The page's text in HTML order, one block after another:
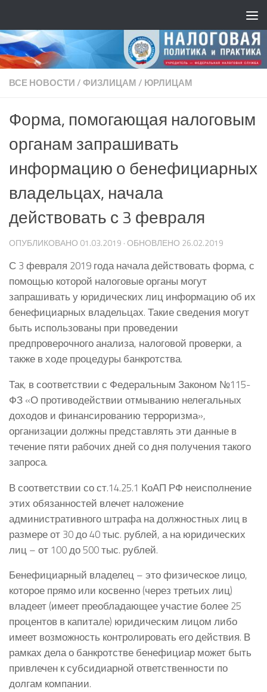
ВСЕ НОВОСТИ/ФИЗЛИЦАМ/ ЮРЛИЦАМ
Форма, помогающая налоговым
органам запрашивать
информацию о бенефициарных
владельцах, начала
действовать с 3 февраля
ОПУБЛИКОВАНО 01.03.2019 · ОБНОВЛЕНО 26.02.2019
С 3 февраля 2019 года начала действовать форма, с
помощью которой налоговые органы могут
запрашивать у юридических лиц информацию об их
бенефициарных владельцах. Такие сведения могут
быть использованы при проведении
предпроверочного анализа, налоговой проверки, а
также в ходе процедуры банкротства.
Так, в соответствии с Федеральным Законом №115-
ФЗ «О противодействии отмыванию нелегальных
доходов и финансированию терроризма»,
организации должны представлять эти данные в
течение пяти рабочих дней со дня получения такого
запроса.
В соответствии со ст.14.25.1 КоАП РФ неисполнение
этих обязанностей влечет наложение
административного штрафа на должностных лиц в
размере от 30 до 40 тыс. рублей, а на юридических
лиц – от 100 до 500 тыс. рублей.
Бенефициарный владелец – это физическое лицо,
которое прямо или косвенно (через третьих лиц)
владеет (имеет преобладающее участие более 25
процентов в капитале) юридическим лицом либо
имеет возможность контролировать его действия. В
рамках дела о банкротстве бенефициар может быть
привлечен к субсидиарной ответственности по
долгам компании.